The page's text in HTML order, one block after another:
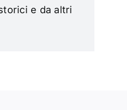
e da altri